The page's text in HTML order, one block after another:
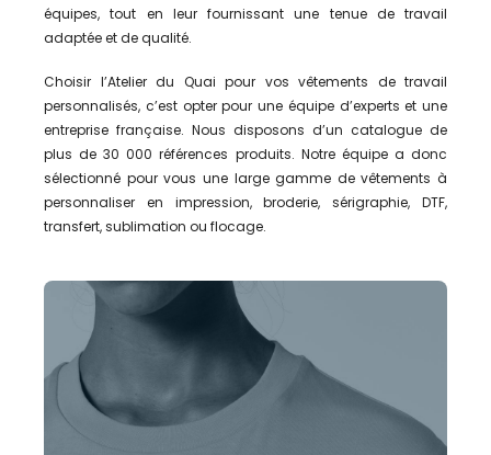
équipes, tout en leur fournissant une tenue de travail
adaptée et de qualité.
Choisir l’Atelier du Quai pour vos vêtements de travail
personnalisés, c’est opter pour une équipe d’experts et une
entreprise française. Nous disposons d’un catalogue de
plus de 30 000 références produits. Notre équipe a donc
sélectionné pour vous une large gamme de vêtements à
personnaliser en impression, broderie, sérigraphie, DTF,
transfert, sublimation ou flocage.